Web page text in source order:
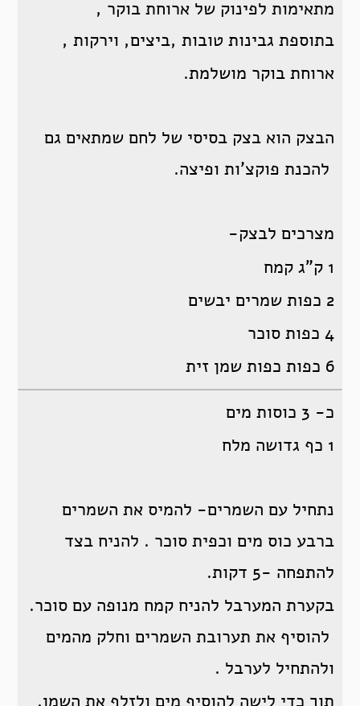
מתאימות לפינוק של ארוחת בוקר ,
בתוספת גבינות טובות ,ביצים, וירקות ,
ארוחת בוקר מושלמת.
הבצק הוא בצק בסיסי של לחם שמתאים גם
להכנת פוקצ'ות ופיצה.
מצרכים לבצק-
1 ק"ג קמח
2 כפות שמרים יבשים
4 כפות סוכר
6 כפות כפות שמן זית
כ- 3 כוסות מים
1 כף גדושה מלח
נתחיל עם השמרים- להמיס את השמרים
ברבע כוס מים וכפית סוכר . להניח בצד
להתפחה -5 דקות.
בקערת המערבל להניח קמח מנופה עם סוכר.
להוסיף את תערובת השמרים וחלק מהמים
ולהתחיל לערבל .